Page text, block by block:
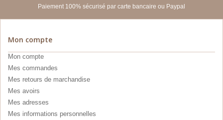
Paiement 100% sécurisé par carte bancaire ou Paypal
Mon compte
Mon compte
Mes commandes
Mes retours de marchandise
Mes avoirs
Mes adresses
Mes informations personnelles